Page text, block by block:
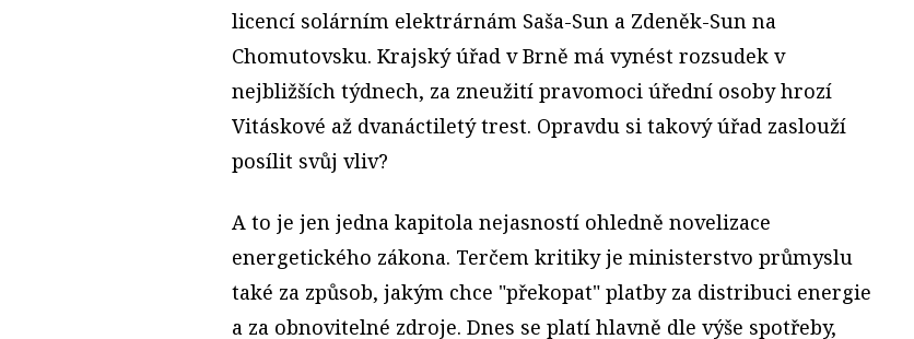
licencí solárním elektrárnám Saša-Sun a Zdeněk-Sun na
Chomutovsku. Krajský úřad v Brně má vynést rozsudek v
nejbližších týdnech, za zneužití pravomoci úřední osoby hrozí
Vitáskové až dvanáctiletý trest. Opravdu si takový úřad zaslouží
posílit svůj vliv?
A to je jen jedna kapitola nejasností ohledně novelizace
energetického zákona. Terčem kritiky je ministerstvo průmyslu
také za způsob, jakým chce "překopat" platby za distribuci energie
a za obnovitelné zdroje. Dnes se platí hlavně dle výše spotřeby,